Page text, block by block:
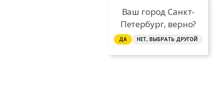
Ваш город Санкт-
Петербург, верно?
ДА НЕТ, ВЫБРАТЬ ДРУГОЙ